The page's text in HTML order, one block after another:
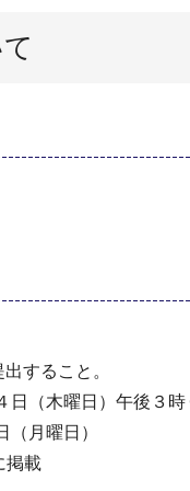
すること。
日（木曜日）午後３時
月曜日）
掲載